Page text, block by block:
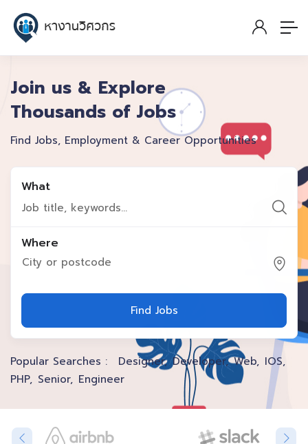
Join us & Explore
Thousands of Jobs
Find Jobs, Employment & Career Opportunities
What
Where
City or postcode
Find Jobs
Popular Searches : Designer Developer Web IOS
PHP Senior Engineer